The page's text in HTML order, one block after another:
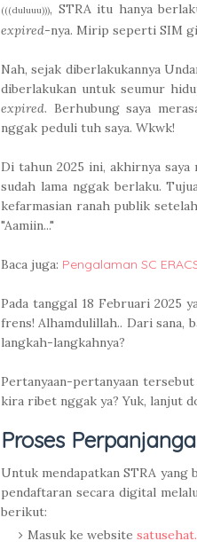
(((duluuu))), STRA itu hanya
expired-nya. Mirip seperti SIM
Nah, sejak diberlakukannya
diberlakukan untuk seumur
expired. Berhubung saya
nggak peduli tuh saya. Wkwk!
Di tahun 2025 ini, akhirnya
sudah lama nggak berlaku.
kefarmasian ranah publik
"Aamiin..."
Baca juga: Pengalaman SC
Pada tanggal 18 Februari 2025
frens! Alhamdulillah.. Dari sana,
langkah-langkahnya?
Pertanyaan-pertanyaan
kira ribet nggak ya? Yuk, lanjut
Proses
Untuk mendapatkan STRA
pendaftaran secara digital
berikut:
Masuk ke website